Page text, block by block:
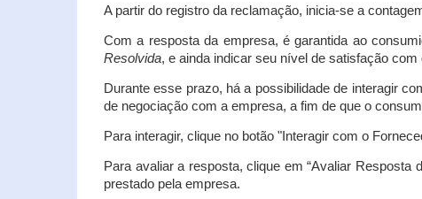
A partir do registro da reclamação, inicia-se a
Com a resposta da empresa, é garantida ao
Resolvida, e ainda indicar seu nível de satisfação com
Durante esse prazo, há a possibilidade de interagir
de negociação com a empresa, a fim de que o
Para interagir, clique no botão "Interagir com o
Para avaliar a resposta, clique em “Avaliar
prestado pela empresa.